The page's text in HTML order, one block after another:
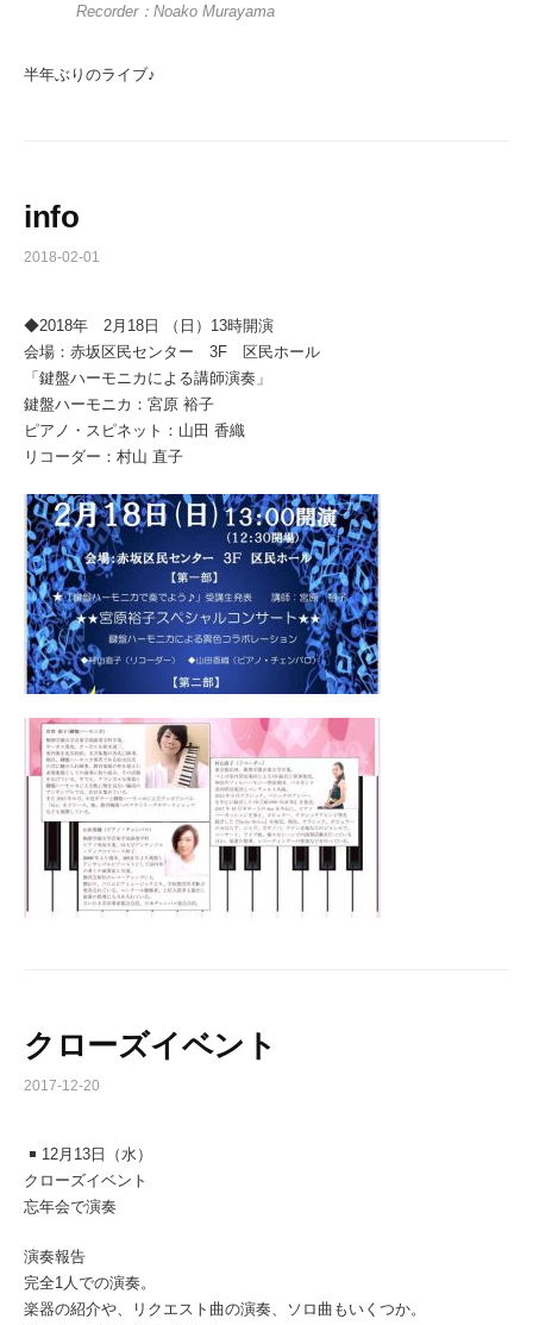
Recorder：Noako Murayama
半年ぶりのライブ♪
info
2018-02-01
◆2018年 2月18日 （日）13時開演
会場：赤坂区民センター 3F 区民ホール
「鍵盤ハーモニカによる講師演奏」
鍵盤ハーモニカ：宮原 裕子
ピアノ・スピネット：山田 香織
リコーダー：村山 直子
クローズイベント
2017-12-20
12月13日（水）
クローズイベント
忘年会で演奏
演奏報告
完全1人での演奏。
楽器の紹介や、リクエスト曲の演奏、ソロ曲もいくつか。